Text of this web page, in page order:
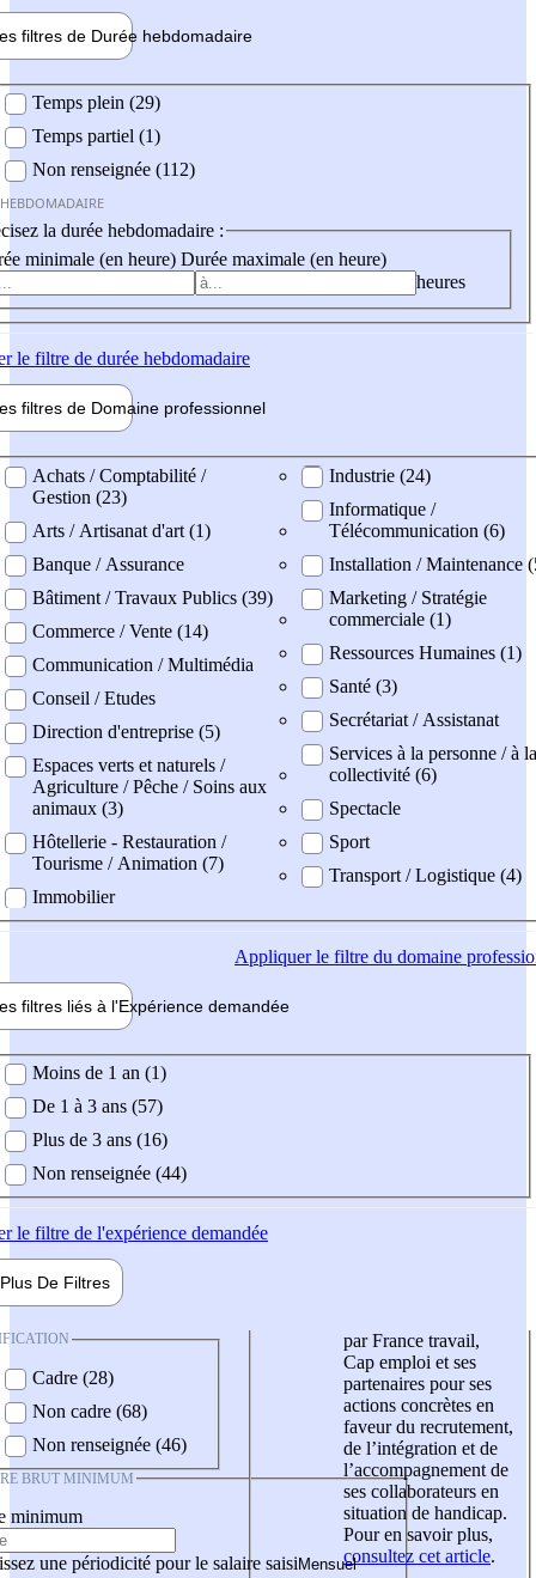
filtres de Durée hebdomadaire
Temps plein (29)
Temps partiel (1)
Non renseignée (112)
la durée hebdomadaire :
minimale (en heure) Durée maximale (en heure)
heures
le filtre de durée hebdomadaire
filtres de Domaine professionnel
professionel
Achats / Comptabilité /
Gestion (23)
Arts / Artisanat d'art (1)
Banque / Assurance
Bâtiment / Travaux Publics (39)
Commerce / Vente (14)
Communication / Multimédia
Conseil / Etudes
Direction d'entreprise (5)
Espaces verts et naturels /
Agriculture / Pêche / Soins aux
animaux (3)
Hôtellerie - Restauration /
Tourisme / Animation (7)
Immobilier
Industrie (24)
Informatique /
Télécommunication (6)
Installation / Maintenance
Marketing / Stratégie
commerciale (1)
Ressources Humaines (1)
Santé (3)
Secrétariat / Assistanat
Services à la personne / à la
collectivité (6)
Spectacle
Sport
Transport / Logistique (4)
Appliquerle filtre du domaine
filtres liés à l'Expérience demandée
demandée
Moins de 1 an (1)
De 1 à 3 ans (57)
Plus de 3 ans (16)
Non renseignée (44)
le filtre de l'expérience demandée
Plus De Filtres
Cadre (28)
Non cadre (68)
Non renseignée (46)
BRUT MINIMUM
minimum
une périodicité pour le salaire saisi
par France travail,
Cap emploi et ses
partenaires pour ses
actions concrètes en
faveur du recrutement,
de l’intégration et de
l’accompagnement de
ses collaborateurs en
situation de handicap.
Pour en savoir plus,
consultez cet article.